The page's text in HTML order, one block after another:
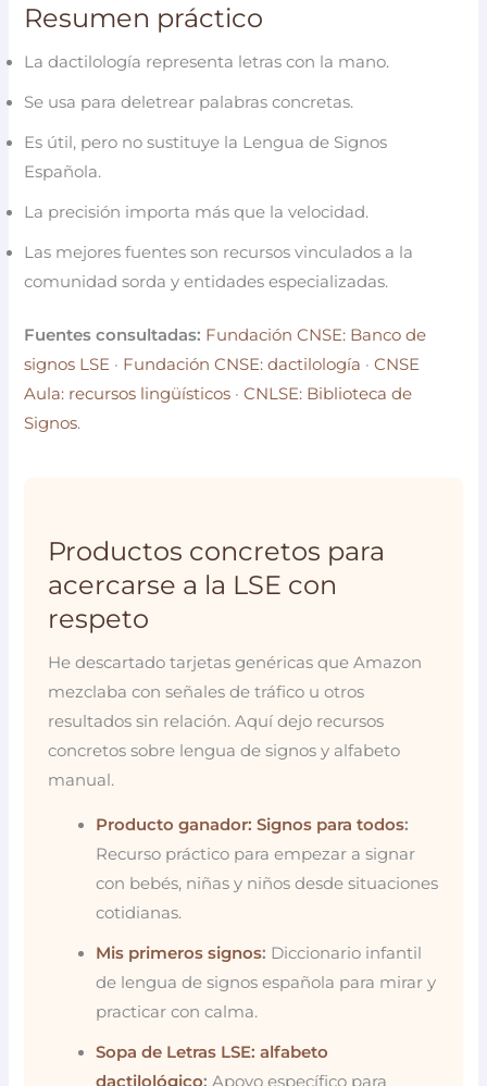
Resumen práctico
La dactilología representa letras con la mano.
Se usa para deletrear palabras concretas.
Es útil, pero no sustituye la Lengua de Signos
Española.
La precisión importa más que la velocidad.
Las mejores fuentes son recursos vinculados a la
comunidad sorda y entidades especializadas.
Fuentes consultadas: Fundación CNSE: Banco de
signos LSE · Fundación CNSE: dactilología ·CNSE
Aula: recursos lingüísticos ·CNLSE: Biblioteca de
Signos.
Productos concretos para
acercarse a la LSE con
respeto
He descartado tarjetas genéricas que Amazon
mezclaba con señales de tráfico u otros
resultados sin relación. Aquí dejo recursos
concretos sobre lengua de signos y alfabeto
manual.
Producto ganador: Signos para todos:
Recurso práctico para empezar a signar
con bebés, niñas y niños desde situaciones
cotidianas.
Mis primeros signos: Diccionario infantil
de lengua de signos española para mirar y
practicar con calma.
Sopa de Letras LSE: alfabeto
dactilológico: Apoyo específico para